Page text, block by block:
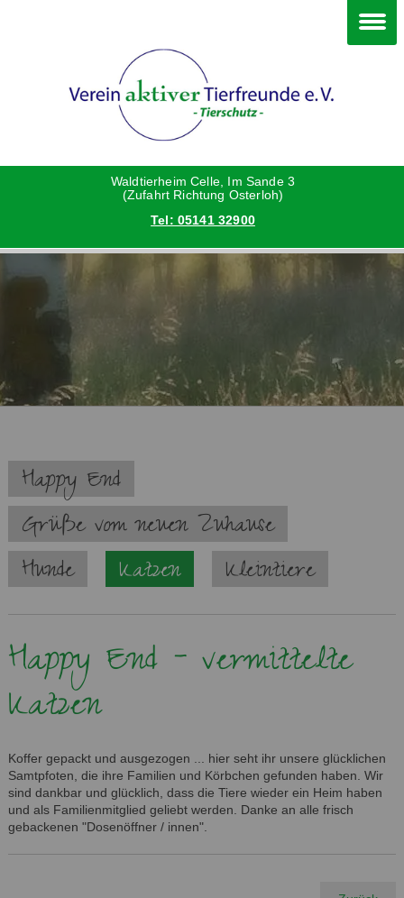
Waldtierheim Celle, Im Sande 3
(Zufahrt Richtung Osterloh)
Tel: 05141 32900
Navigation
überspringen
Happy End
Grüße vom neuen Zuhause
Hunde
Katzen Kleintiere
Happy End - vermittelte
Katzen
Koffer gepackt und ausgezogen ... hier seht ihr unsere glücklichen
Samtpfoten, die ihre Familien und Körbchen gefunden haben. Wir
sind dankbar und glücklich, dass die Tiere wieder ein Heim haben
und als Familienmitglied geliebt werden. Danke an alle frisch
gebackenen "Dosenöffner / innen".
Katzen
Vermittlungshilfe privat
Danke an die Helfer
Vorstand
Satzung